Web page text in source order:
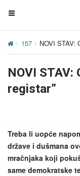
T
g
e
n
g
a
t
i
157 NOVI STAV:
NOVI STAV:
registar”
Treba li uopće
države i dušmana
mračnjaka koji
same demokratske